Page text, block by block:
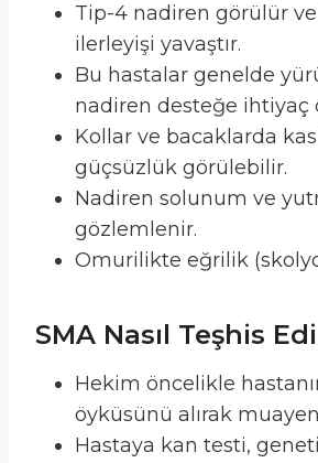
Tip-4 nadiren görülür ve
ilerleyişi yavaştır.
Bu hastalar genelde
nadiren desteğe ihtiyaç
Kollar ve bacaklarda
güçsüzlük görülebilir.
Nadiren solunum ve
gözlemlenir.
Omurilikte eğrilik
SMA Nasıl Teşhis
Hekim öncelikle
öyküsünü alırak
Hastaya kan testi,